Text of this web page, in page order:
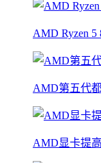
AMD Ryzen 5
AMD第五代
AMD显卡提